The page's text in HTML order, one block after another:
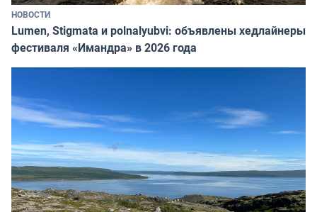
НОВОСТИ
Lumen, Stigmata и polnalyubvi: объявлены хедлайнеры
фестиваля «Имандра» в 2026 года